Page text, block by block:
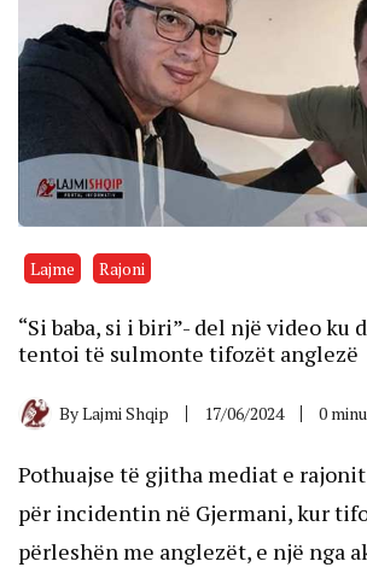
Lajme Rajoni
“Si baba, si i biri”- del një video ku
tentoi të sulmonte tifozët anglezë
ByLajmi Shqip 17/06/2024 0
Pothuajse të gjitha mediat e
për incidentin në Gjermani, kur
përleshën me anglezët, e një nga